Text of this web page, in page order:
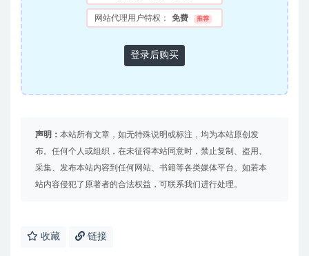
网站代理用户特权： 免费 推荐
登录后购买
声明： 本站所有文章，如无特殊说明或标注，均为本站原创发
布。任何个人或组织，在未征得本站同意时，禁止复制、盗用、
采集、发布本站内容到任何网站、书籍等各类媒体平台。如若本
站内容侵犯了原著者的合法权益，可联系我们进行处理。
收藏 链接